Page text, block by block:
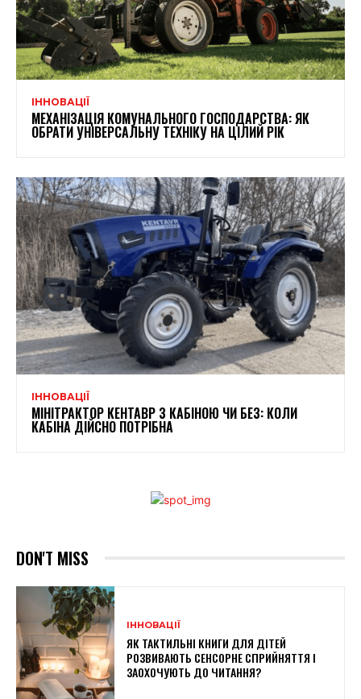
ІННОВАЦІЇ
МЕХАНІЗАЦІЯ КОМУНАЛЬНОГО ГОСПОДАРСТВА: ЯК
ОБРАТИ УНІВЕРСАЛЬНУ ТЕХНІКУ НА ЦІЛИЙ РІК
ІННОВАЦІЇ
МІНІТРАКТОР КЕНТАВР З КАБІНОЮ ЧИ БЕЗ: КОЛИ
КАБІНА ДІЙСНО ПОТРІБНА
DON'T MISS
ІННОВАЦІЇ
ЯК ТАКТИЛЬНІ КНИГИ ДЛЯ ДІТЕЙ
РОЗВИВАЮТЬ СЕНСОРНЕ СПРИЙНЯТТЯ І
ЗАОХОЧУЮТЬ ДО ЧИТАННЯ?